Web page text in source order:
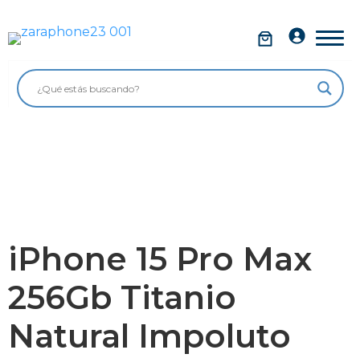
contenido
iPhone 15 Pro Max
256Gb Titanio
Natural Impoluto
Móviles
Impolutos
Accesorios
Garantía Zaraphone